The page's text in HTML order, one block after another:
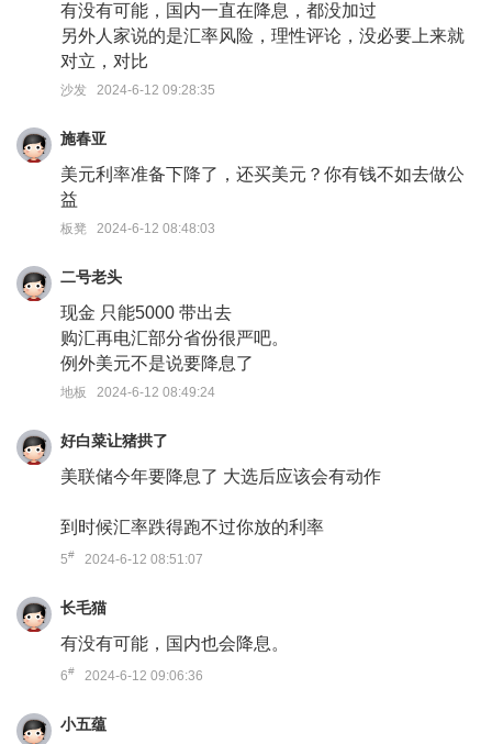
有没有可能，国内一直在降息，都没加过
另外人家说的是汇率风险，理性评论，没必要上来就
对立，对比
沙发 2024-6-12 09:28:35
施春亚
美元利率准备下降了，还买美元？你有钱不如去做公
益
板凳 2024-6-12 08:48:03
二号老头
现金 只能5000 带出去
购汇再电汇部分省份很严吧。
例外美元不是说要降息了
地板 2024-6-12 08:49:24
好白菜让猪拱了
美联储今年要降息了 大选后应该会有动作
到时候汇率跌得跑不过你放的利率
5# 2024-6-12 08:51:07
长毛猫
有没有可能，国内也会降息。
6# 2024-6-12 09:06:36
小五蕴